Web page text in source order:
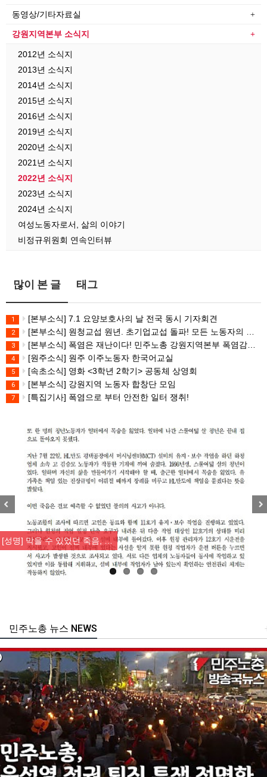
동영상/기타자료실
강원지역본부 소식지
2012년 소식지
2013년 소식지
2014년 소식지
2015년 소식지
2016년 소식지
2019년 소식지
2020년 소식지
2021년 소식지
2022년 소식지
2023년 소식지
2024년 소식지
여성노동자로서, 삶의 이야기
비정규위원회 연속인터뷰
많이 본 글 태그
1 [본부소식] 7.1 요양보호사의 날 전국 동시 기자회견
2 [본부소식] 원청교섭 원년. 초기업교섭 돌파! 모든 노동자의 노동기본권 쟁취! 민주노총 7.15 총파업대회
3 [본부소식] 폭염은 재난이다! 민주노총 강원지역본부 폭염감시단 선포 기자회견
4 [원주소식] 원주 이주노동자 한국어교실
5 [속초소식] 영화 <3학년 2학기> 공동체 상영회
6 [본부소식] 강원지역 노동자 합창단 모임
7 [특집기사] 폭염으로 부터 안전한 일터 쟁취!
[성명] 막을 수 있었던 죽음, …
주노총 뉴스 NEWS